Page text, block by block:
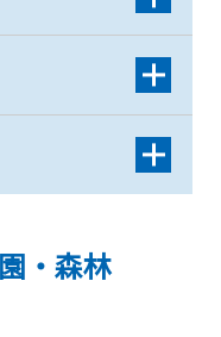
・森林